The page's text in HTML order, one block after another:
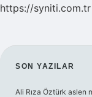
https://syniti.com.tr
SON YAZILAR
Ali Rıza Öztürk aslen